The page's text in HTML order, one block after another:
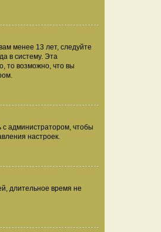
менее 13 лет, следуйте
в систему. Эта
то возможно, что вы
с администратором, чтобы
настроек.
длительное время не